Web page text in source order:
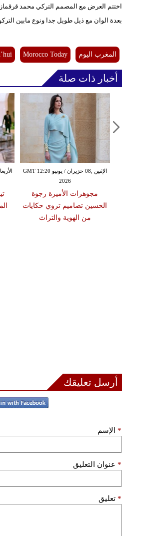
اختتم العرض مع المصمم التركي محمد قرقماز عرض6 فساتين بيضاء مختلفين ومتنوعين في القصات النقشات
بعدة الوان مع ذيل طويل جدا ونوع مابين
المغرب اليوم Morocco Today
أخبار ذات صلة
الإثنين ,08 حزيران / يونيو GMT 12:20
2026
مجوهرات الأميرة رجوة
الحسين تصاميم تروي حكايات
من الهوية والتراث
أرسل تعليقك
الإسم *
عنوان التعليق *
تعليق *